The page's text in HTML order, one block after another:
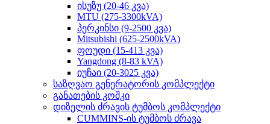
ისუზუ (20-46 კვა)
MTU (275-3300kVA)
პერკინსი (9-2500 კვა)
Mitsubishi (625-2500kVA)
ფოუდი (15-413 კვა)
Yangdong (8-83 kVA)
იუჩაი (20-3025 კვა)
საზღვაო გენერატორის კომპლექტი
განათების კოშკი
დიზელის ძრავის ტუმბოს კომპლექტი
CUMMINS-ის ტუმბოს ძრავა